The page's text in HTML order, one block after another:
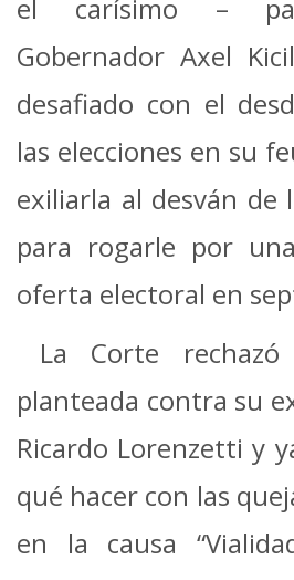
el carísimo –
Gobernador Axel
desafiado con el
las elecciones en su
exiliarla al desván de
para rogarle por
oferta electoral en
La Corte rechazó
planteada contra su
Ricardo Lorenzetti y
qué hacer con las
en la causa